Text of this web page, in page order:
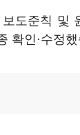
도준칙 및
확인·수정